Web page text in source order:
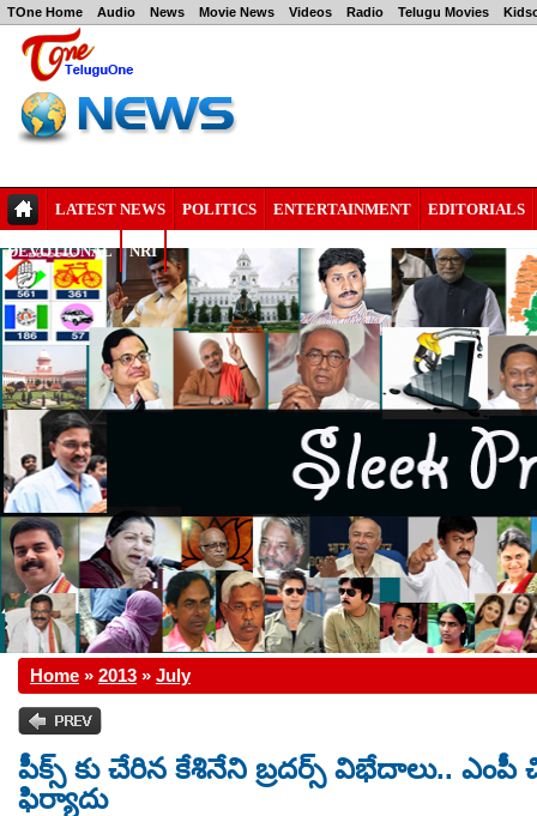
TOne Home Audio News Movie News Videos Radio Telugu Movies
LATEST NEWS POLITICS ENTERTAINMENT EDITORIALS
DEVOTIONAL NRI
Home » 2013 » July
పీక్స్ కు చేరిన కేశినేని బ్రదర్స్ విభేదాలు..
ఫిర్యాదు